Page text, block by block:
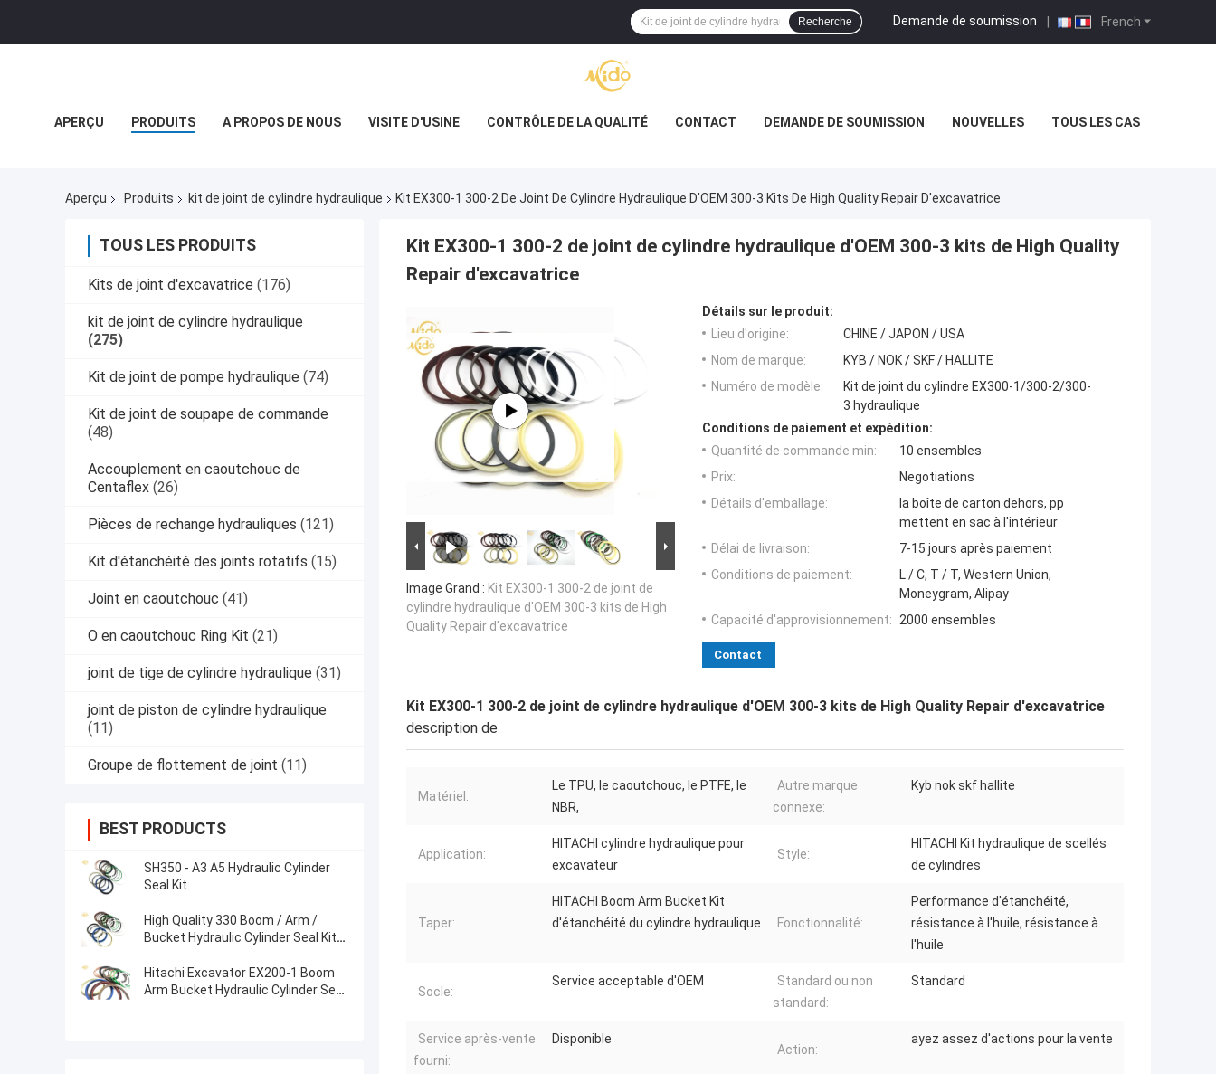
French
Demande de soumission |
Recherche
APERÇU PRODUITS A PROPOS DE NOUS VISITE D'USINE CONTRÔLE DE LA QUALITÉ CONTACT DEMANDE DE SOUMISSION NOUVELLES TOUS LES CAS
Aperçu Produits kit de joint de cylindre hydraulique Kit EX300-1 300-2 De Joint De Cylindre Hydraulique D'OEM 300-3 Kits De High Quality Repair D'excavatrice
TOUS LES PRODUITS
Kits de joint d'excavatrice (176)
kit de joint de cylindre hydraulique
(275)
Kit de joint de pompe hydraulique (74)
Kit de joint de soupape de commande
(48)
Accouplement en caoutchouc de
Centaflex (26)
Pièces de rechange hydrauliques (121)
Kit d'étanchéité des joints rotatifs (15)
Joint en caoutchouc (41)
O en caoutchouc Ring Kit (21)
joint de tige de cylindre hydraulique (31)
joint de piston de cylindre hydraulique
(11)
Groupe de flottement de joint (11)
BEST PRODUCTS
SH350 - A3 A5 Hydraulic Cylinder
Seal Kit
High Quality 330 Boom / Arm /
Bucket Hydraulic Cylinder Seal Kit
Hitachi Excavator EX200-1 Boom
Arm Bucket Hydraulic Cylinder Seal
Kit EX300-1 300-2 de joint de cylindre hydraulique d'OEM 300-3 kits de High Quality
Repair d'excavatrice
Image Grand : Kit EX300-1 300-2 de joint de
cylindre hydraulique d'OEM 300-3 kits de High
Quality Repair d'excavatrice
Détails sur le produit:
Lieu d'origine:
CHINE / JAPON / USA
Nom de marque:
KYB / NOK / SKF / HALLITE
Numéro de modèle:
Kit de joint du cylindre EX300-1/300-2/300-
3 hydraulique
Conditions de paiement et expédition:
Quantité de commande min:
10 ensembles
Prix:
Negotiations
Détails d'emballage:
la boîte de carton dehors, pp
mettent en sac à l'intérieur
Délai de livraison:
7-15 jours après paiement
Conditions de paiement:
L / C, T / T, Western Union,
Moneygram, Alipay
Capacité d'approvisionnement: 2000 ensembles
Contact
Kit EX300-1 300-2 de joint de cylindre hydraulique d'OEM 300-3 kits de High Quality Repair d'excavatrice
description de
Matériel:
Le TPU, le caoutchouc, le PTFE, le
NBR,
Autre marque
connexe:
Kyb nok skf hallite
Application:
HITACHI cylindre hydraulique pour
excavateur
Style:
HITACHI Kit hydraulique de scellés
de cylindres
Taper:
HITACHI Boom Arm Bucket Kit
d'étanchéité du cylindre hydraulique
Fonctionnalité:
Performance d'étanchéité,
résistance à l'huile, résistance à
l'huile
Socle:
Service acceptable d'OEM
Standard ou non
standard:
Standard
Service après-vente
fourni:
Disponible
Action:
ayez assez d'actions pour la vente